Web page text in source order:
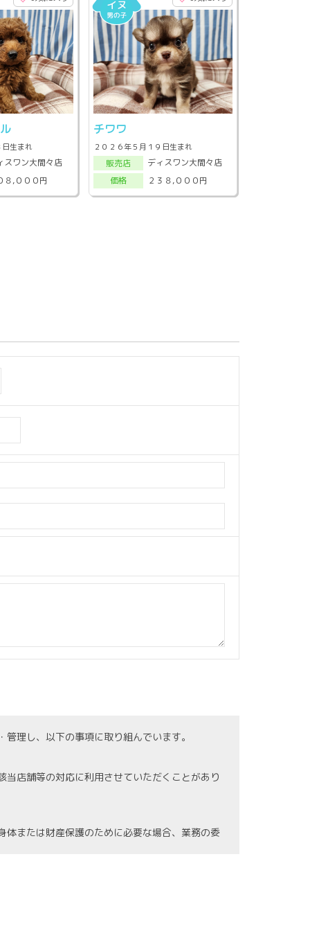
日生まれ
スワン大間々店
８,０００円
チワワ
２０２６年５月１９日生まれ
販売店
ディスワン大間々店
価格
２３８,０００円
理し、以下の事項に取り組んでいます。
店舗等の対応に利用させていただくことがあり
または財産保護のために必要な場合、業務の委
失、破壊、漏洩等などの危険防止に努めます。